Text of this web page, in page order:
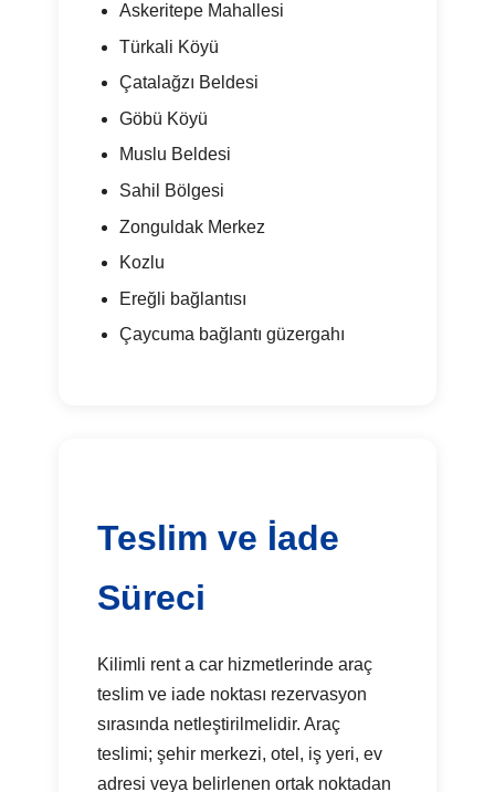
Askeritepe Mahallesi
Türkali Köyü
Çatalağzı Beldesi
Göbü Köyü
Muslu Beldesi
Sahil Bölgesi
Zonguldak Merkez
Kozlu
Ereğli bağlantısı
Çaycuma bağlantı güzergahı
Teslim ve İade
Süreci
Kilimli rent a car hizmetlerinde araç
teslim ve iade noktası rezervasyon
sırasında netleştirilmelidir. Araç
teslimi; şehir merkezi, otel, iş yeri, ev
adresi veya belirlenen ortak noktadan